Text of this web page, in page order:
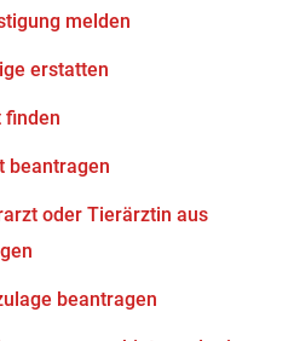
melden
erstatten
finden
beantragen
oder Tierärztin aus
beantragen